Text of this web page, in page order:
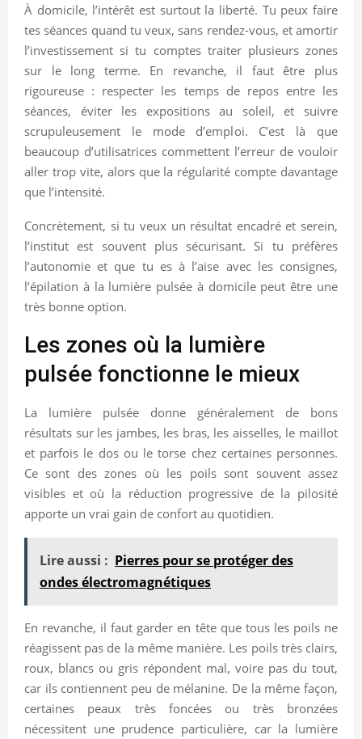
À domicile, l’intérêt est surtout la liberté. Tu peux faire
tes séances quand tu veux, sans rendez-vous, et amortir
l’investissement si tu comptes traiter plusieurs zones
sur le long terme. En revanche, il faut être plus
rigoureuse : respecter les temps de repos entre les
séances, éviter les expositions au soleil, et suivre
scrupuleusement le mode d’emploi. C’est là que
beaucoup d’utilisatrices commettent l’erreur de vouloir
aller trop vite, alors que la régularité compte davantage
que l’intensité.
Concrètement, si tu veux un résultat encadré et serein,
l’institut est souvent plus sécurisant. Si tu préfères
l’autonomie et que tu es à l’aise avec les consignes,
l’épilation à la lumière pulsée à domicile peut être une
très bonne option.
Les zones où la lumière
pulsée fonctionne le mieux
La lumière pulsée donne généralement de bons
résultats sur les jambes, les bras, les aisselles, le maillot
et parfois le dos ou le torse chez certaines personnes.
Ce sont des zones où les poils sont souvent assez
visibles et où la réduction progressive de la pilosité
apporte un vrai gain de confort au quotidien.
Lire aussi : Pierres pour se protéger des
ondes électromagnétiques
En revanche, il faut garder en tête que tous les poils ne
réagissent pas de la même manière. Les poils très clairs,
roux, blancs ou gris répondent mal, voire pas du tout,
car ils contiennent peu de mélanine. De la même façon,
certaines peaux très foncées ou très bronzées
nécessitent une prudence particulière, car la lumière